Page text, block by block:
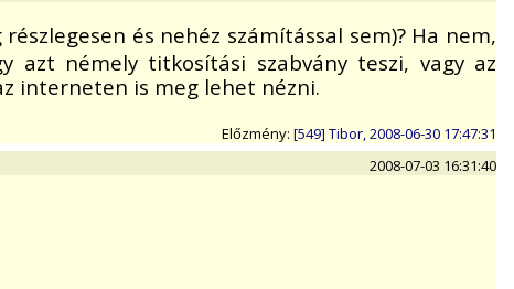
és nehéz számítással sem)? Ha nem,
azt némely titkosítási szabvány teszi, vagy az
interneten is meg lehet nézni.
Előzmény: [549] Tibor, 2008-06-30 17:47:31
2008-07-03 16:31:40